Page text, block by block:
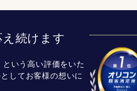
続けます
いう高い評価をいた
してお客様の想いに